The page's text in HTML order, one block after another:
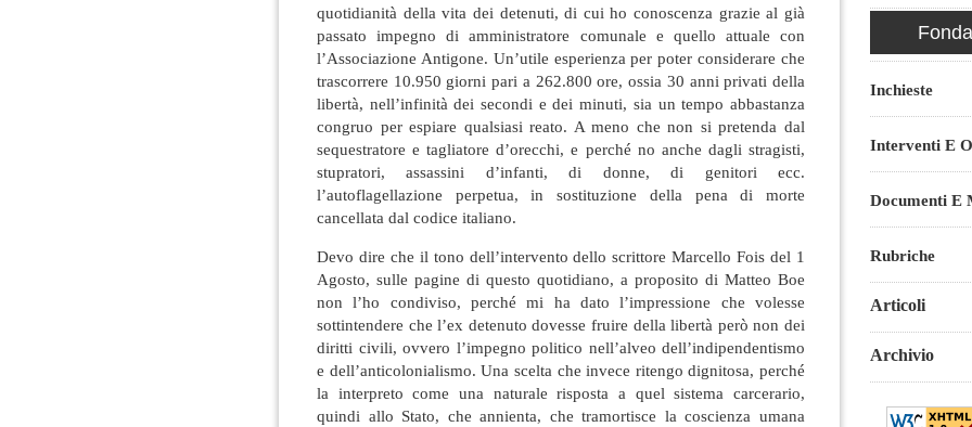
quotidianità della vita dei detenuti, di cui ho conoscenza grazie al già
passato impegno di amministratore comunale e quello attuale con
l’Associazione Antigone. Un’utile esperienza per poter considerare che
trascorrere 10.950 giorni pari a 262.800 ore, ossia 30 anni privati della
libertà, nell’infinità dei secondi e dei minuti, sia un tempo abbastanza
congruo per espiare qualsiasi reato. A meno che non si pretenda dal
sequestratore e tagliatore d’orecchi, e perché no anche dagli stragisti,
stupratori, assassini d’infanti, di donne, di genitori ecc.
l’autoflagellazione perpetua, in sostituzione della pena di morte
cancellata dal codice italiano.
Devo dire che il tono dell’intervento dello scrittore Marcello Fois del 1
Agosto, sulle pagine di questo quotidiano, a proposito di Matteo Boe
non l’ho condiviso, perché mi ha dato l’impressione che volesse
sottintendere che l’ex detenuto dovesse fruire della libertà però non dei
diritti civili, ovvero l’impegno politico nell’alveo dell’indipendentismo
e dell’anticolonialismo. Una scelta che invece ritengo dignitosa, perché
la interpreto come una naturale risposta a quel sistema carcerario,
quindi allo Stato, che annienta, che tramortisce la coscienza umana
Inchieste
Interventi E
Documenti E
Rubriche
Articoli
Archivio